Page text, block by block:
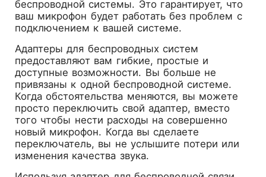
беспроводной системы. Это гарантирует, что
ваш микрофон будет работать без проблем с
подключением к вашей системе.
Адаптеры для беспроводных систем
предоставляют вам гибкие, простые и
доступные возможности. Вы больше не
привязаны к одной беспроводной системе.
Когда обстоятельства меняются, вы можете
просто переключить свой адаптер, вместо
того чтобы нести расходы на совершенно
новый микрофон. Когда вы сделаете
переключатель, вы не услышите потери или
изменения качества звука.